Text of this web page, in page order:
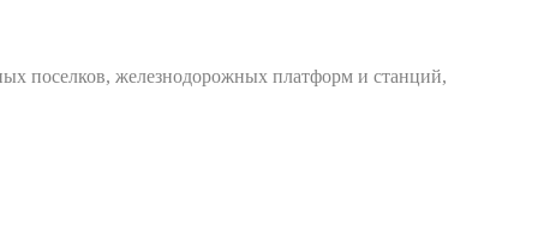
поселков, железнодорожных платформ и станций,